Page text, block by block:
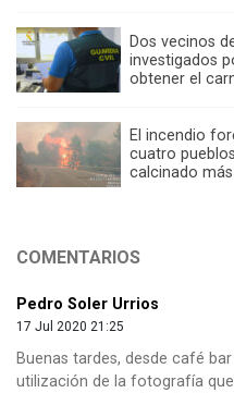
Dos vecinos
investigados
obtener el
El incendio
cuatro
calcinado
COMENTARIOS
Pedro Soler Urrios
17 Jul 2020 21:25
Buenas tardes, desde café
utilización de la fotografía